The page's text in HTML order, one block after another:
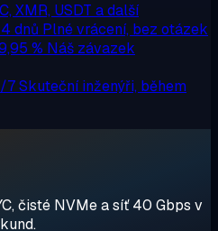
XMR, USDT a další
dnů Plné vrácení, bez otázek
% Náš závazek
7Skuteční inženýři, během
čisté NVMe a síť 40 Gbps v